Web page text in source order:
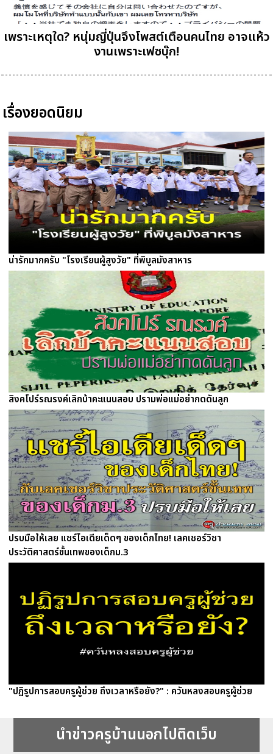
เพราะเหตุใด? หนุ่มญี่ปุ่นจึงโพสต์เตือนคนไทย อาจแห้ว
งานเพราะเฟซบุ๊ก!
เรื่องยอดนิยม
น่ารักมากครับ "โรงเรียนผู้สูงวัย" ที่พิบูลมังสาหาร
สิงคโปร์รณรงค์เลิกบ้าคะแนนสอบ ปรามพ่อแม่อย่ากดดันลูก
ปรบมือให้เลย แชร์ไอเดียเด็ดๆ ของเด็กไทย! เลคเชอร์วิชา
ประวัติศาสตร์ขั้นเทพของเด็กม.3
"ปฏิรูปการสอบครูผู้ช่วย ถึงเวลาหรือยัง?" : ควันหลงสอบครูผู้ช่วย
นำข่าวครูบ้านนอกไปติดเว็บ